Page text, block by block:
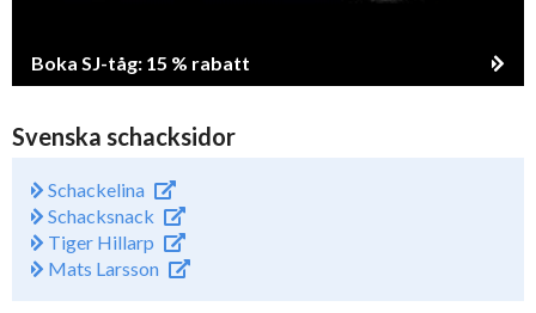
Boka SJ-tåg: 15 % rabatt
Svenska schacksidor
Schackelina
Schacksnack
Tiger Hillarp
Mats Larsson